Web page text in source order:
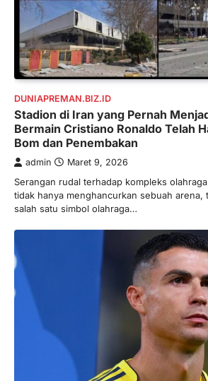
DUNIAPREMAN.BIZ.ID
Stadion di Iran yang Pernah
Bermain Cristiano Ronaldo Telah
Bom dan Penembakan
admin Maret 9, 2026
Serangan rudal terhadap kompleks
tidak hanya menghancurkan sebuah arena,
salah satu simbol olahraga…